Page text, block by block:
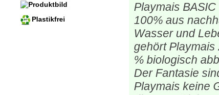
Plastikfrei
Playmais
100% aus
Wasser und
gehört
% biologisch
Der Fantasie
Playmais keine